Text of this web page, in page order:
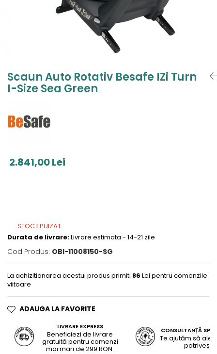
Consultanta Instalare
Jucarii de Sortare
PAPUSI
Scaun Auto Rotativ Besafe IZi Turn
I-Size Sea Green
2.841,00 Lei
STOC EPUIZAT
Durata de livrare:Livrare estimata - 14-21 zile
Cod Produs: OBI-11008150-SG
La achizitionarea acestui produs primiti 86 Lei pentru comenzile
viitoare
ADAUGA LA FAVORITE
LIVRARE EXPRESS
Beneficiezi de livrare
gratuită pentru comenzi
mai mari de 299 RON.
CONSULTANȚĂ
Te ajutăm să